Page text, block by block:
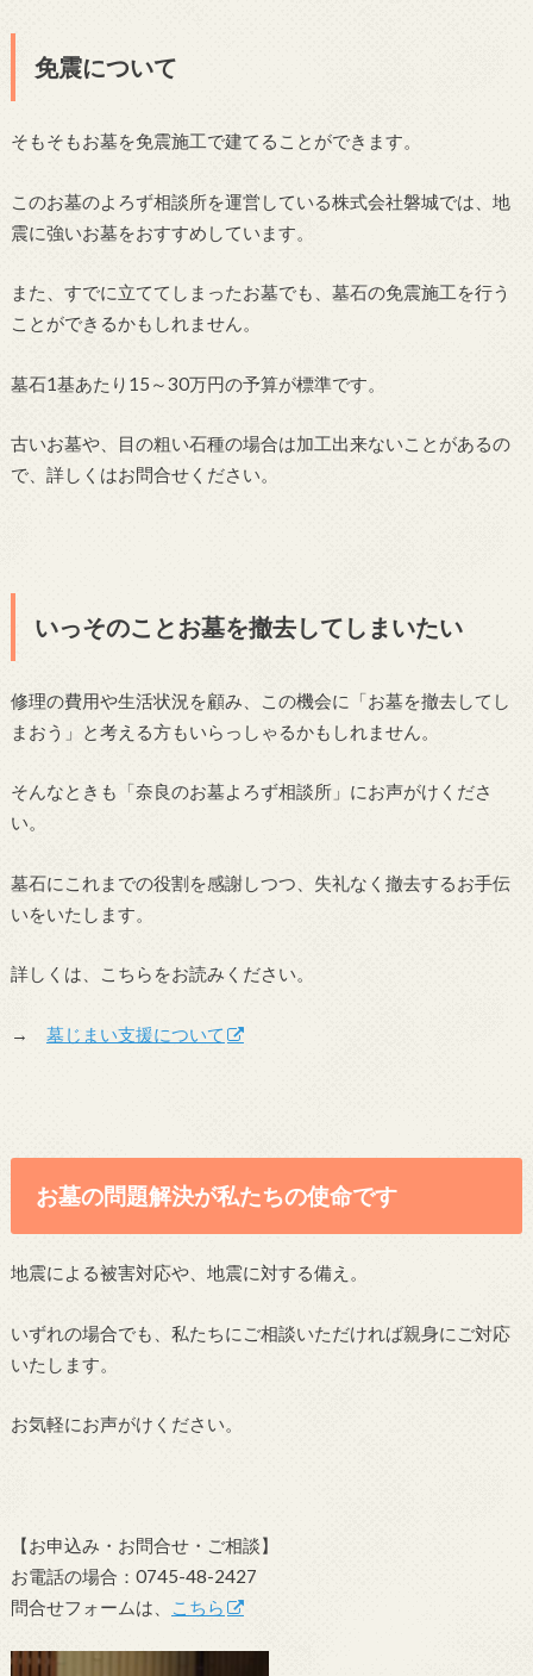
免震について
そもそもお墓を免震施工で建てることができます。
このお墓のよろず相談所を運営している株式会社磐城では、地
震に強いお墓をおすすめしています。
また、すでに立ててしまったお墓でも、墓石の免震施工を行う
ことができるかもしれません。
墓石1基あたり15～30万円の予算が標準です。
古いお墓や、目の粗い石種の場合は加工出来ないことがあるの
で、詳しくはお問合せください。
いっそのことお墓を撤去してしまいたい
修理の費用や生活状況を顧み、この機会に「お墓を撤去してし
まおう」と考える方もいらっしゃるかもしれません。
そんなときも「奈良のお墓よろず相談所」にお声がけくださ
い。
墓石にこれまでの役割を感謝しつつ、失礼なく撤去するお手伝
いをいたします。
詳しくは、こちらをお読みください。
→ 墓じまい支援について
お墓の問題解決が私たちの使命です
地震による被害対応や、地震に対する備え。
いずれの場合でも、私たちにご相談いただければ親身にご対応
いたします。
お気軽にお声がけください。
【お申込み・お問合せ・ご相談】
お電話の場合：0745-48-2427
問合せフォームは、
こちら